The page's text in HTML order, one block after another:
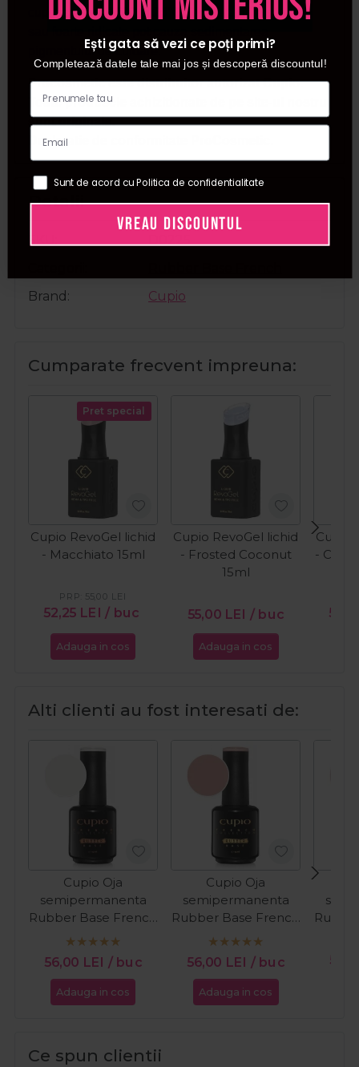
cuprinsa intre 15°C si 25°C.Temperaturile scazute
pigmentului de culoare.
Procosmetic este distribuitor autorizat Cupio.
Toate produsele achizitionate de pe site-ul nostru
sunt originale.
Declaratie de conformitate ProCosmetic.
Detalii
Brand
Cupio
Cumparate frecvent impreuna:
Pret special
Cupio RevoGel lichid
- Macchiato 15ml
52,25 LEI / buc
PRP: 55,00 LEI
Adauga in cos
Cupio RevoGel lichid
- Frosted Coconut
15ml
55,00 LEI / buc
Adauga in cos
Cupio
-
Alti clienti au fost interesati de:
Cupio Oja
semipermanenta
Rubber Base French
Collection - Milky
56,00 LEI / buc
Adauga in cos
Cupio Oja
semipermanenta
Rubber Base French
Collection - Soft
56,00 LEI / buc
Adauga in cos
Ce spun clientii
Ești gata să vezi ce poți primi?
Completează datele tale mai jos și descoperă discountul!
Sunt de acord cu Politica de confidentialitate
VREAU DISCOUNTUL